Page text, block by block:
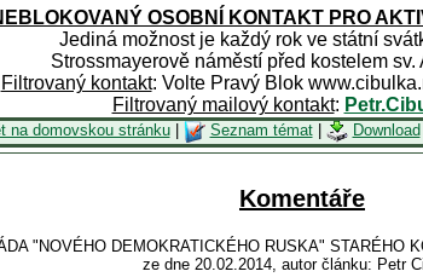
OSOBNÍ KONTAKT PRO
Jediná možnost je každý rok ve státní
Strossmayerově náměstí před kostelem
Filtrovaný kontakt: Volte Pravý Blok
Filtrovaný mailový kontakt:
na domovskou stránku| Seznam témat| Download
Komentáře
"NOVÉHO DEMOKRATICKÉHO RUSKA" STARÉHO
ze dne 20.02.2014, autor článku: Petr